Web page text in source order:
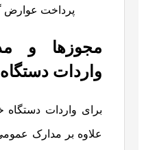
پرداخت عوارض
مجوزها و
واردات
برای واردات
علاوه بر مدارک